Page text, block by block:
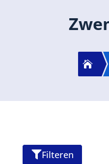

Filteren